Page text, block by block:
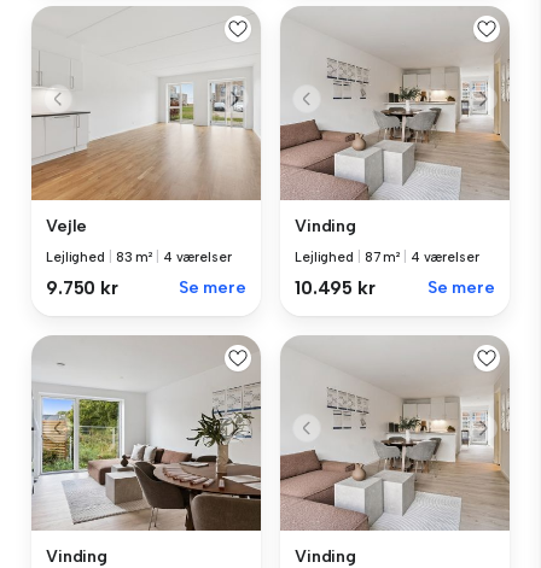
Vejle
Lejlighed 83 m² 4 værelser
9.750 kr Se mere
Vinding
Lejlighed 87 m² 4 værelser
10.495 kr Se mere
Vinding Vinding